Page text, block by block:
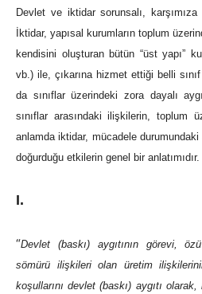
Devlet ve iktidar sorunsalı,
İktidar, yapısal kurumların toplum
kendisini oluşturan bütün “üst yapı”
vb.) ile, çıkarına hizmet ettiği belli
da sınıflar üzerindeki zora dayalı
sınıflar arasındaki ilişkilerin, toplum
anlamda iktidar, mücadele durumundaki
doğurduğu etkilerin genel bir anlatımıdır.
I.
“Devlet (baskı) aygıtının görevi,
sömürü ilişkileri olan üretim
koşullarını devlet (baskı) aygıtı